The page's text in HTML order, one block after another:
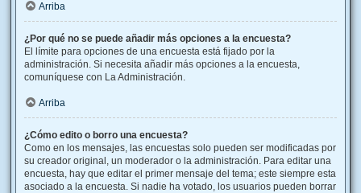
Arriba
¿Por qué no se puede añadir más opciones a la encuesta?
El límite para opciones de una encuesta está fijado por la
administración. Si necesita añadir más opciones a la encuesta,
comuníquese con La Administración.
Arriba
¿Cómo edito o borro una encuesta?
Como en los mensajes, las encuestas solo pueden ser modificadas por
su creador original, un moderador o la administración. Para editar una
encuesta, hay que editar el primer mensaje del tema; este siempre esta
asociado a la encuesta. Si nadie ha votado, los usuarios pueden borrar